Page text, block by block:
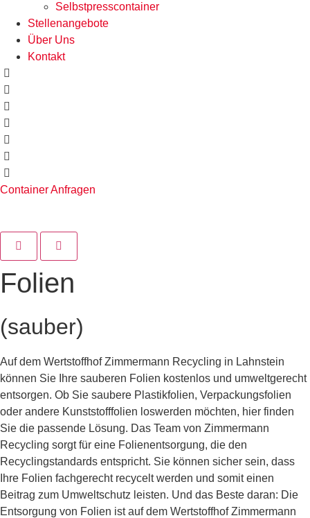
Selbstpresscontainer
Stellenangebote
Über Uns
Kontakt
Container Anfragen
Folien
(sauber)
Auf dem Wertstoffhof Zimmermann Recycling in Lahnstein
können Sie Ihre sauberen Folien kostenlos und umweltgerecht
entsorgen. Ob Sie saubere Plastikfolien, Verpackungsfolien
oder andere Kunststofffolien loswerden möchten, hier finden
Sie die passende Lösung. Das Team von Zimmermann
Recycling sorgt für eine Folienentsorgung, die den
Recyclingstandards entspricht. Sie können sicher sein, dass
Ihre Folien fachgerecht recycelt werden und somit einen
Beitrag zum Umweltschutz leisten. Und das Beste daran: Die
Entsorgung von Folien ist auf dem Wertstoffhof Zimmermann